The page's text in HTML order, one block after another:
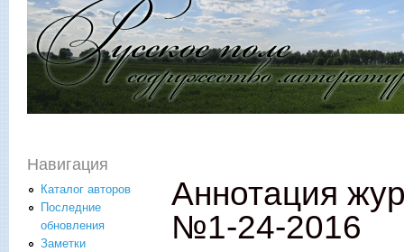
Аннотация
№1-24-2016
Навигация
Каталог авторов
Последние
обновления
Заметки